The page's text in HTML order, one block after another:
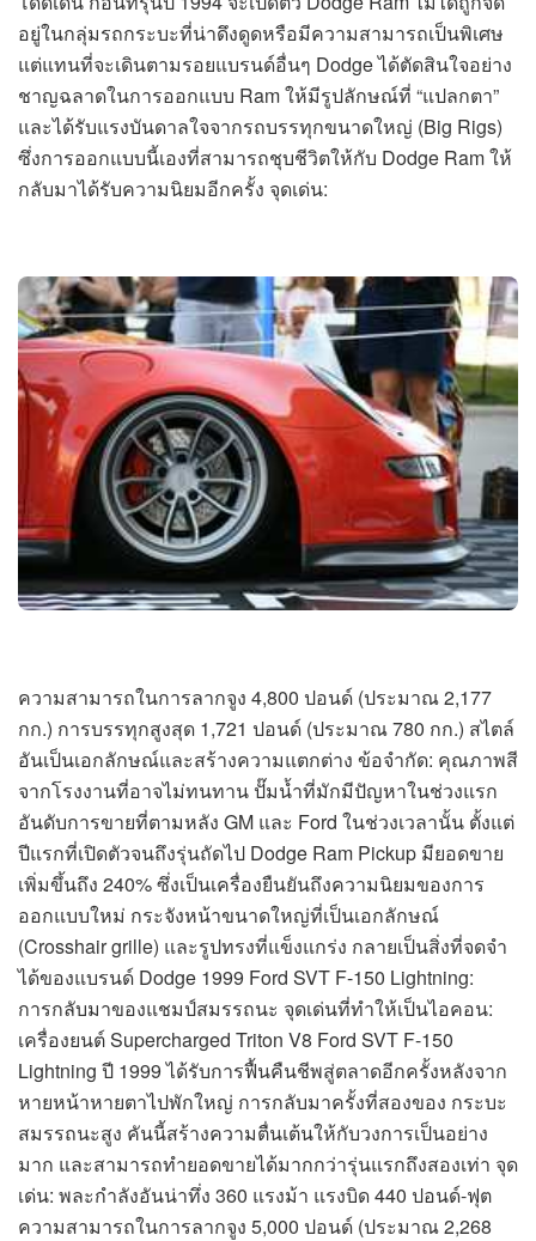
อยู่ในกลุ่มรถกระบะที่น่าดึงดูดหรือมีความสามารถเป็นพิเศษ
แต่แทนที่จะเดินตามรอยแบรนด์อื่นๆ Dodge ได้ตัดสินใจอย่าง
ชาญฉลาดในการออกแบบ Ram ให้มีรูปลักษณ์ที่ “แปลกตา”
และได้รับแรงบันดาลใจจากรถบรรทุกขนาดใหญ่ (Big Rigs)
ซึ่งการออกแบบนี้เองที่สามารถชุบชีวิตให้กับ Dodge Ram ให้
กลับมาได้รับความนิยมอีกครั้ง จุดเด่น:
ความสามารถในการลากจูง 4,800 ปอนด์ (ประมาณ 2,177
กก.) การบรรทุกสูงสุด 1,721 ปอนด์ (ประมาณ 780 กก.) สไตล์
อันเป็นเอกลักษณ์และสร้างความแตกต่าง ข้อจำกัด: คุณภาพสี
จากโรงงานที่อาจไม่ทนทาน ปั๊มน้ำที่มักมีปัญหาในช่วงแรก
อันดับการขายที่ตามหลัง GM และ Ford ในช่วงเวลานั้น ตั้งแต่
ปีแรกที่เปิดตัวจนถึงรุ่นถัดไป Dodge Ram Pickup มียอดขาย
เพิ่มขึ้นถึง 240% ซึ่งเป็นเครื่องยืนยันถึงความนิยมของการ
ออกแบบใหม่ กระจังหน้าขนาดใหญ่ที่เป็นเอกลักษณ์
(Crosshair grille) และรูปทรงที่แข็งแกร่ง กลายเป็นสิ่งที่จดจำ
ได้ของแบรนด์ Dodge 1999 Ford SVT F-150 Lightning:
การกลับมาของแชมป์สมรรถนะ จุดเด่นที่ทำให้เป็นไอคอน:
เครื่องยนต์ Supercharged Triton V8 Ford SVT F-150
Lightning ปี 1999 ได้รับการฟื้นคืนชีพสู่ตลาดอีกครั้งหลังจาก
หายหน้าหายตาไปพักใหญ่ การกลับมาครั้งที่สองของ กระบะ
สมรรถนะสูง คันนี้สร้างความตื่นเต้นให้กับวงการเป็นอย่าง
มาก และสามารถทำยอดขายได้มากกว่ารุ่นแรกถึงสองเท่า จุด
เด่น: พละกำลังอันน่าทึ่ง 360 แรงม้า แรงบิด 440 ปอนด์-ฟุต
ความสามารถในการลากจูง 5,000 ปอนด์ (ประมาณ 2,268